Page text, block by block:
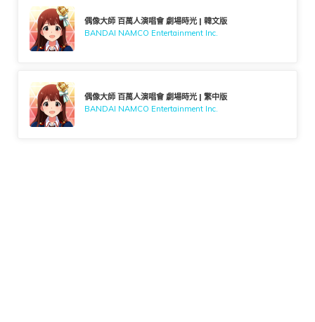
偶像大師 百萬人演唱會 劇場時光 | 韓文版
BANDAI NAMCO Entertainment Inc.
偶像大師 百萬人演唱會 劇場時光 | 繁中版
BANDAI NAMCO Entertainment Inc.